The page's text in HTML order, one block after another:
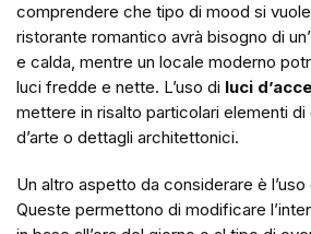
comprendere che tipo di mood si
ristorante romantico avrà bisogno di
e calda, mentre un locale moderno
luci fredde e nette. L’uso di luci
mettere in risalto particolari elementi
d’arte o dettagli architettonici.
Un altro aspetto da considerare è
Queste permettono di modificare